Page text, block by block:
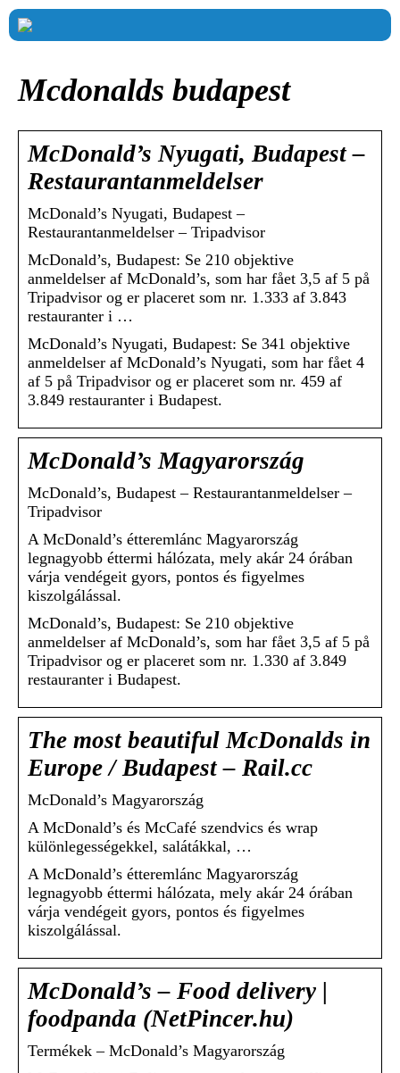
Mcdonalds budapest
McDonald’s Nyugati, Budapest –
Restaurantanmeldelser
McDonald’s Nyugati, Budapest –
Restaurantanmeldelser – Tripadvisor
McDonald’s, Budapest: Se 210 objektive
anmeldelser af McDonald’s, som har fået 3,5 af 5 på
Tripadvisor og er placeret som nr. 1.333 af 3.843
restauranter i …
McDonald’s Nyugati, Budapest: Se 341 objektive
anmeldelser af McDonald’s Nyugati, som har fået 4
af 5 på Tripadvisor og er placeret som nr. 459 af
3.849 restauranter i Budapest.
McDonald’s Magyarország
McDonald’s, Budapest – Restaurantanmeldelser –
Tripadvisor
A McDonald’s étteremlánc Magyarország
legnagyobb éttermi hálózata, mely akár 24 órában
várja vendégeit gyors, pontos és figyelmes
kiszolgálással.
McDonald’s, Budapest: Se 210 objektive
anmeldelser af McDonald’s, som har fået 3,5 af 5 på
Tripadvisor og er placeret som nr. 1.330 af 3.849
restauranter i Budapest.
The most beautiful McDonalds in
Europe / Budapest – Rail.cc
McDonald’s Magyarország
A McDonald’s és McCafé szendvics és wrap
különlegességekkel, salátákkal, …
​​A McDonald’s étteremlánc Magyarország
legnagyobb éttermi hálózata, mely akár 24 órában
várja vendégeit gyors, pontos és figyelmes
kiszolgálással.
McDonald’s – Food delivery |
foodpanda (NetPincer.hu)
Termékek – McDonald’s Magyarország